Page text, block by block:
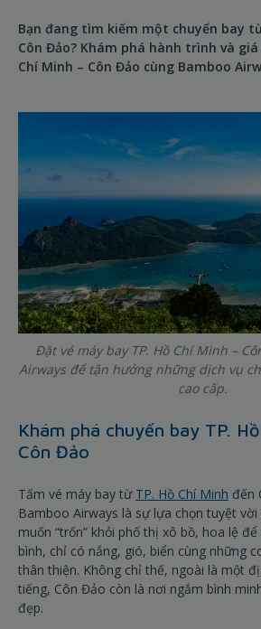
Bạn đang tìm kiếm một chuyến bay
Côn Đảo? Khám phá hành trình và giá
Chí Minh – Côn Đảo cùng Bamboo
Đặt vé máy bay TP. Hồ Chí Minh –
Airways để tận hưởng những dịch vụ
cao cấp.
Khám phá chuyến bay TP.
Côn Đảo
Tấm vé máy bay từ TP. Hồ Chí Minh đến
Bamboo Airways là sự lựa chọn tuyệt
muốn “trốn” khỏi phố thị xô bồ, hoa lệ
bình, chỉ có nắng, gió, biển cùng những
thân thiện. Không chỉ thế, ngoài là một
tiếng, Côn Đảo còn là nơi ngắm bình
đẹp.